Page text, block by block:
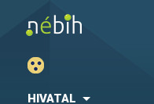
HIVATAL